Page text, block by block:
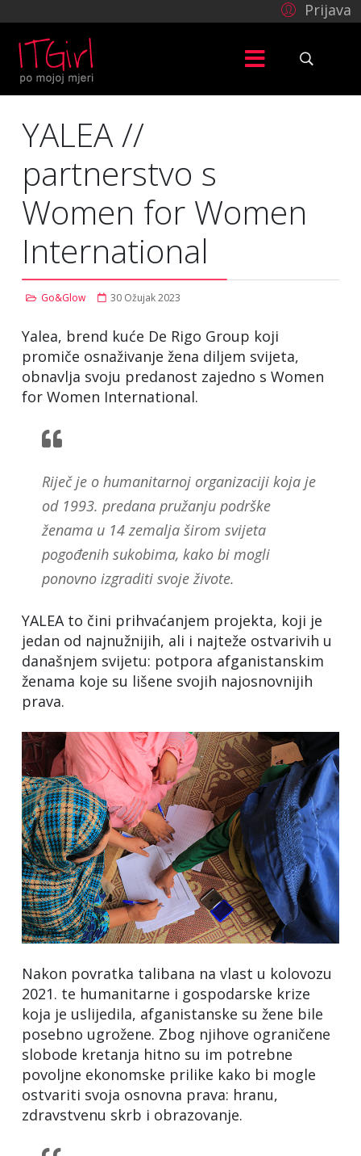
Prijava
YALEA //
partnerstvo s
Women for Women
International
Go&Glow 30 Ožujak 2023
Yalea, brend kuće De Rigo Group koji
promiče osnaživanje žena diljem svijeta,
obnavlja svoju predanost zajedno s Women
for Women International.
Riječ je o humanitarnoj organizaciji koja je
od 1993. predana pružanju podrške
ženama u 14 zemalja širom svijeta
pogođenih sukobima, kako bi mogli
ponovno izgraditi svoje živote.
YALEA to čini prihvaćanjem projekta, koji je
jedan od najnužnijih, ali i najteže ostvarivih u
današnjem svijetu: potpora afganistanskim
ženama koje su lišene svojih najosnovnijih
prava.
Nakon povratka talibana na vlast u kolovozu
2021. te humanitarne i gospodarske krize
koja je uslijedila, afganistanske su žene bile
posebno ugrožene. Zbog njihove ograničene
slobode kretanja hitno su im potrebne
povoljne ekonomske prilike kako bi mogle
ostvariti svoja osnovna prava: hranu,
zdravstvenu skrb i obrazovanje.